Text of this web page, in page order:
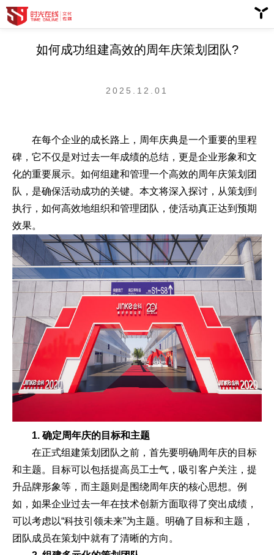
如何成功组建高效的周年庆策划团队?
2025.12.01
在每个企业的成长路上，周年庆典是一个重要的里程
碑，它不仅是对过去一年成绩的总结，更是企业形象和文
化的重要展示。如何组建和管理一个高效的周年庆策划团
队，是确保活动成功的关键。本文将深入探讨，从策划到
执行，如何高效地组织和管理团队，使活动真正达到预期
效果。
1. 确定周年庆的目标和主题
在正式组建策划团队之前，首先要明确周年庆的目标
和主题。目标可以包括提高员工士气，吸引客户关注，提
升品牌形象等，而主题则是围绕周年庆的核心思想。例
如，如果企业过去一年在技术创新方面取得了突出成绩，
可以考虑以“科技引领未来”为主题。明确了目标和主题，
团队成员在策划中就有了清晰的方向。